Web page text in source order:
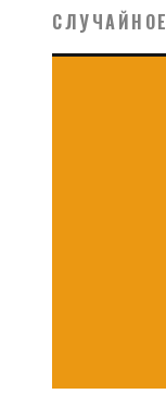
СЛУЧАЙНОЕ